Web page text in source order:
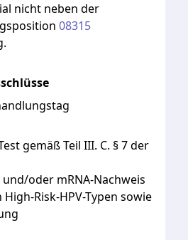
nicht neben der
08315
gemäß Teil III. C. § 7 der
und/oder mRNA-Nachweis
Risk-HPV-Typen sowie